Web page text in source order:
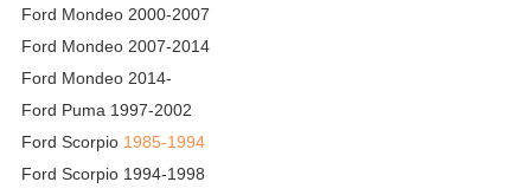
Ford Mondeo 2000-2007
Ford Mondeo 2007-2014
Ford Mondeo 2014-
Ford Puma 1997-2002
Ford Scorpio 1985-1994
Ford Scorpio 1994-1998